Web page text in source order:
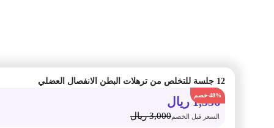
-48%
1,556 ريال
السعر قبل الخصم3,000 ريال